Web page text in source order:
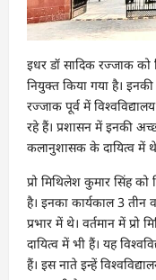
इधर डॉ सादिक रज्जाक
नियुक्त किया गया है।
रज्जाक पूर्व में
रहे हैं। प्रशासन में इनकी
कलानुशासक के दायित्व में
प्रो मिथिलेश कुमार सिंह
है। इनका कार्यकाल 3 तीन
प्रभार में थे। वर्तमान में
दायित्व में भी हैं। यह
हैं। इस नाते इन्हें